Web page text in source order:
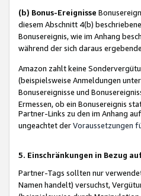
(b) Bonus-Ereignisse
diesem Abschnitt 4(b)
Bonusereignis, wie im Anhang
während der sich daraus
Amazon zahlt keine
(beispielsweise Anmeldungen
Bonusereignisse und
Ermessen, ob ein Bonusereignis
Partner-Links zu den im Anhang
ungeachtet derVoraussetzungen
5. Einschränkungen in Bezug
Partner-Tags sollten nur
Namen handelt) versuchst,